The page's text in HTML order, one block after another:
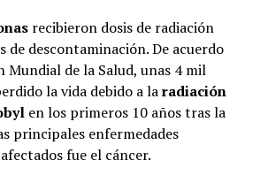
recibieron dosis de radiación
de descontaminación. De acuerdo
Mundial de la Salud, unas 4 mil
la vida debido a laradiación
en los primeros 10 años tras la
principales enfermedades
fue el cáncer.